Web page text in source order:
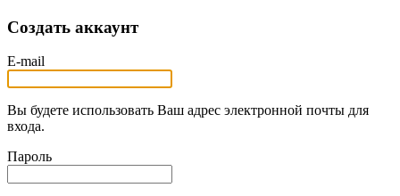
Создать аккаунт
E-mail
Вы будете использовать Ваш адрес электронной почты для
входа.
Пароль